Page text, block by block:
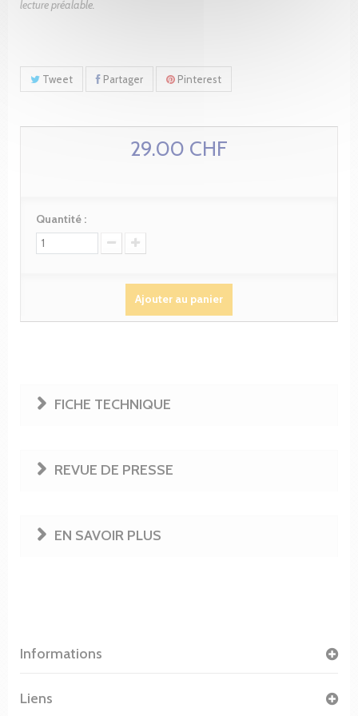
lecture préalable.
Tweet Partager Pinterest
29.00 CHF
Quantité :
Ajouter au panier
FICHE TECHNIQUE
REVUE DE PRESSE
EN SAVOIR PLUS
Informations
Liens